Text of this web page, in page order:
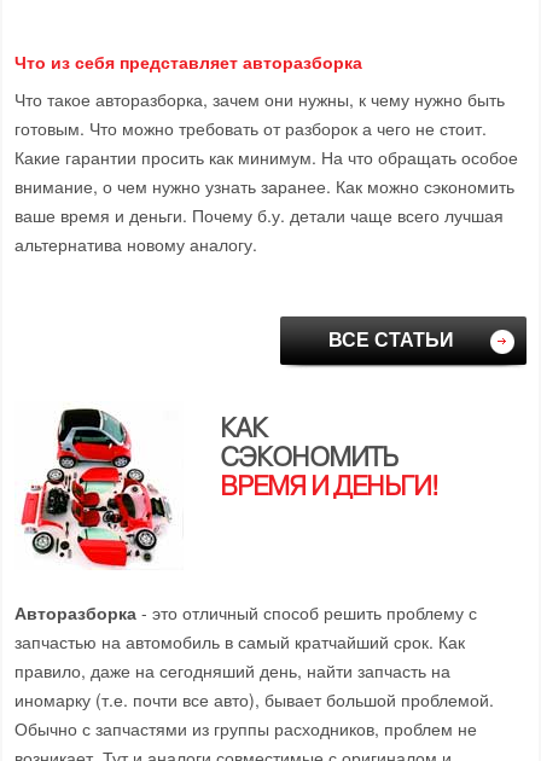
Что из себя представляет авторазборка
Что такое авторазборка, зачем они нужны, к чему нужно быть
готовым. Что можно требовать от разборок а чего не стоит.
Какие гарантии просить как минимум. На что обращать особое
внимание, о чем нужно узнать заранее. Как можно сэкономить
ваше время и деньги. Почему б.у. детали чаще всего лучшая
альтернатива новому аналогу.
ВСЕ СТАТЬИ
КАК
СЭКОНОМИТЬ
ВРЕМЯ И ДЕНЬГИ!
Авторазборка - это отличный способ решить проблему с
запчастью на автомобиль в самый кратчайший срок. Как
правило, даже на сегодняший день, найти запчасть на
иномарку (т.е. почти все авто), бывает большой проблемой.
Обычно с запчастями из группы расходников, проблем не